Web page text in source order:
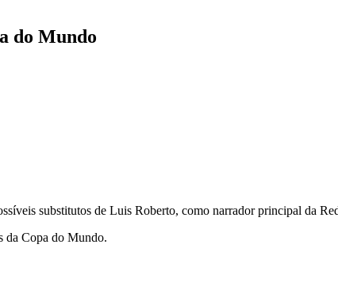
do Mundo
substitutos de Luis Roberto, como narrador principal da
da Copa do Mundo.